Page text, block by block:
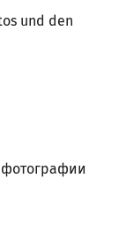
und den
фотографии